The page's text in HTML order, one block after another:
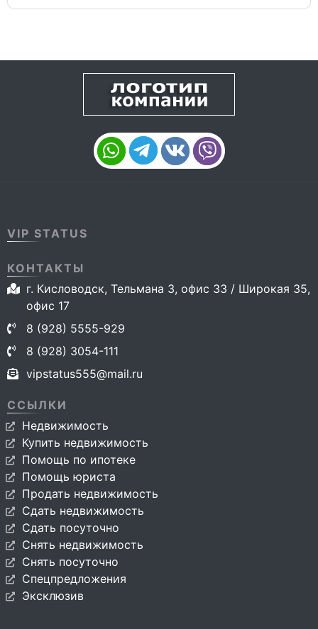
VIP STATUS
КОНТАКТЫ
г. Кисловодск, Тельмана 3, офис 33 / Широкая 35,
офис 17
8 (928) 5555-929
8 (928) 3054-111
vipstatus555@mail.ru
ССЫЛКИ
Недвижимость
Купить недвижимость
Помощь по ипотеке
Помощь юриста
Продать недвижимость
Сдать недвижимость
Сдать посуточно
Снять недвижимость
Снять посуточно
Спецпредложения
Эксклюзив